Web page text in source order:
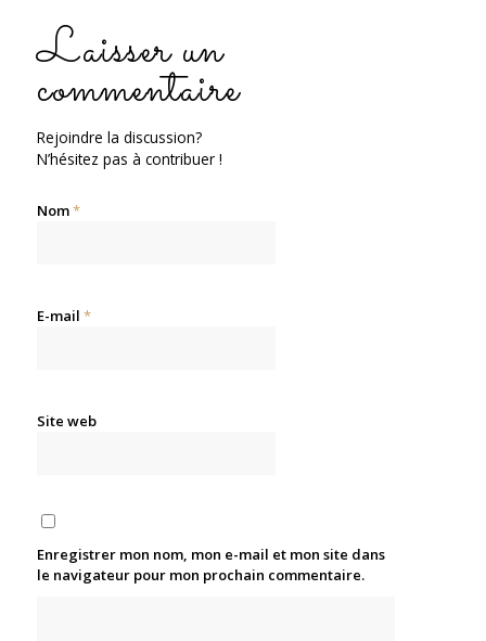
Laisser un
commentaire
Rejoindre la discussion?
N’hésitez pas à contribuer !
Nom*
E-mail *
Site web
Enregistrer mon nom, mon e-mail et mon site dans
le navigateur pour mon prochain commentaire.